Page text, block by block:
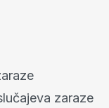
zaraze